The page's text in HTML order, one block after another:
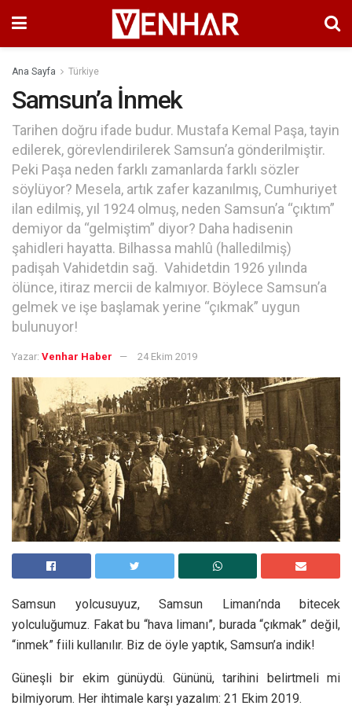
Ana Sayfa Türkiye
Samsun’a İnmek
Tarihen doğru ifade budur. Mustafa Kemal Paşa, tayin
edilerek, görevlendirilerek Samsun’a gönderilmiştir.
Peki Paşa neden farklı zamanlarda farklı sözler
söylüyor? Mesela, artık zafer kazanılmış, Cumhuriyet
ilan edilmiş, yıl 1924 olmuş, neden Samsun’a “çıktım”
demiyor da “gelmiştim” diyor? Daha hadisenin
şahidleri hayatta. Bilhassa mahlû (halledilmiş)
padişah Vahidetdin sağ. Vahidetdin 1926 yılında
ölünce, itiraz mercii de kalmıyor. Böylece Samsun’a
gelmek ve işe başlamak yerine “çıkmak” uygun
bulunuyor!
Yazar: Venhar Haber 24 Ekim 2019
Samsun yolcusuyuz, Samsun Limanı’nda bitecek
yolculuğumuz. Fakat bu “hava limanı”, burada “çıkmak” değil,
“inmek” fiili kullanılır. Biz de öyle yaptık, Samsun’a indik!
Güneşli bir ekim günüydü. Gününü, tarihini belirtmeli mi
bilmiyorum. Her ihtimale karşı yazalım: 21 Ekim 2019.